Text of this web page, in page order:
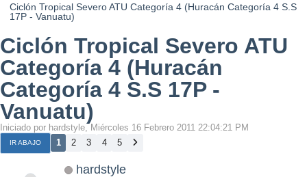
Ciclón Tropical Severo ATU Categoría 4 (Huracán Categoría 4 S.S
17P - Vanuatu)
Ciclón Tropical Severo ATU
Categoría 4 (Huracán
Categoría 4 S.S 17P -
Vanuatu)
Iniciado por hardstyle, Miércoles 16 Febrero 2011 22:04:21 PM
IR ABAJO 1 2 3 4 5
hardstyle